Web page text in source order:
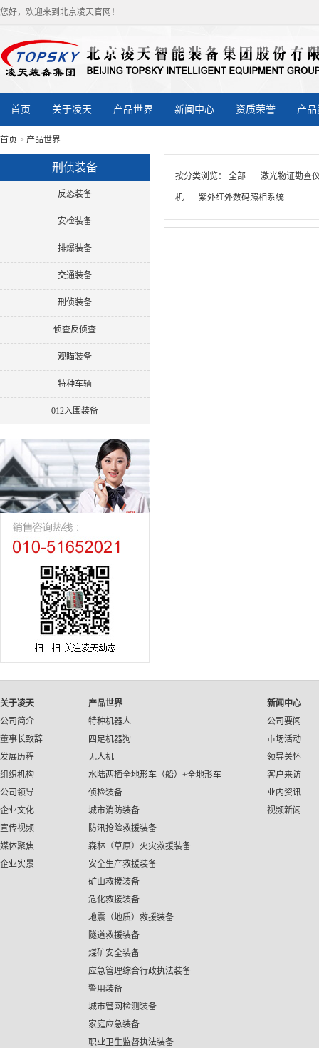
您好，欢迎来到北京凌天官网！
首页 关于凌天 产品世界 新闻中心 资质荣誉 产
首页 > 产品世界
刑侦装备
反恐装备
安检装备
排爆装备
交通装备
刑侦装备
侦查反侦查
观瞄装备
特种车辆
012入围装备
按分类浏览： 全部 激光物证勘查
机 紫外红外数码照相系统
关于凌天
公司简介
董事长致辞
发展历程
组织机构
公司领导
企业文化
宣传视频
媒体聚焦
企业实景
产品世界
特种机器人
四足机器狗
无人机
水陆两栖全地形车（船）+全地形车
侦检装备
城市消防装备
防汛抢险救援装备
森林（草原）火灾救援装备
安全生产救援装备
矿山救援装备
危化救援装备
地震（地质）救援装备
隧道救援装备
煤矿安全装备
应急管理综合行政执法装备
警用装备
城市管网检测装备
家庭应急装备
职业卫生监督执法装备
新闻中心
公司要闻
市场活动
领导关怀
客户来访
业内资讯
视频新闻